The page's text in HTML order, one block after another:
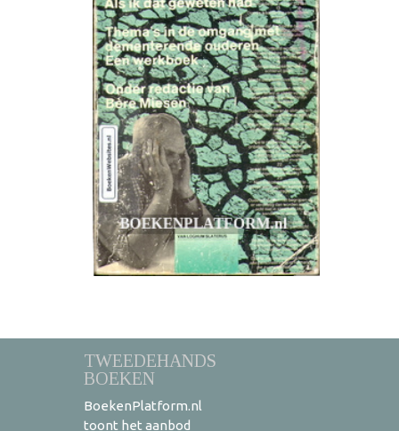
TWEEDEHANDS
BOEKEN
BoekenPlatform.nl
toont het aanbod